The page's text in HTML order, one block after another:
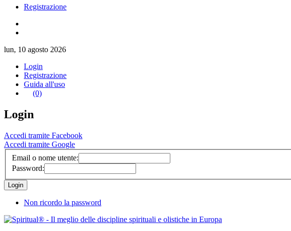
Registrazione
lun, 10 agosto 2026
Login
Registrazione
Guida all'uso
(0)
Login
Accedi tramite Facebook
Accedi tramite Google
Email o nome utente:
Password:
Non ricordo la password